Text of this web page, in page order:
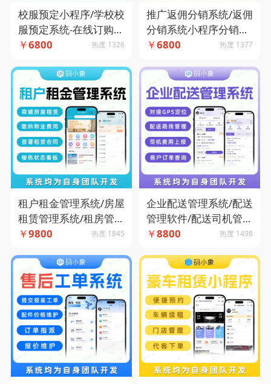
校服预定小程序/学校校
服预定系统-在线订购校
服-学校班级管理-支持
￥6800 热度 1326
推广返佣分销系统/返佣
分销系统小程序分销小
程序/分销返佣推广小程
￥6800 热度 1377
租户租金管理系统/房屋
租赁管理系统/租房管理
系统-码小象源码
￥9800 热度 1845
企业配送管理系统/配送
管理软件/配送司机管
理-码小象源码
￥8800 热度 1498